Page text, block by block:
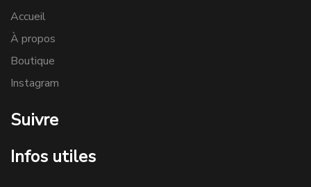
Accueil
À propos
Boutique
Instagram
Suivre
Infos utiles